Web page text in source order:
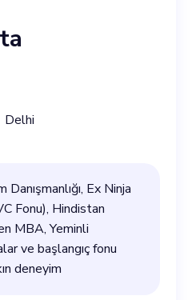
Delhi
Ex Ninja
Fonu), Hindistan
MBA, Yeminli
ve başlangıç fonu
deneyim